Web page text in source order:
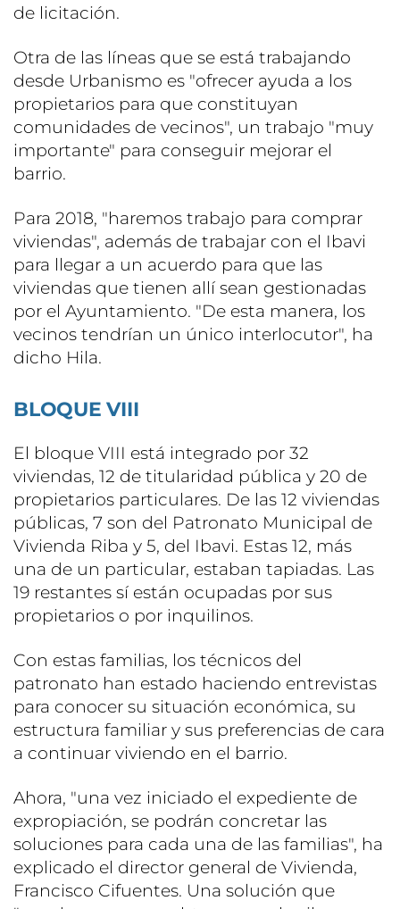
de licitación.
Otra de las líneas que se está trabajando
desde Urbanismo es "ofrecer ayuda a los
propietarios para que constituyan
comunidades de vecinos", un trabajo "muy
importante" para conseguir mejorar el
barrio.
Para 2018, "haremos trabajo para comprar
viviendas", además de trabajar con el Ibavi
para llegar a un acuerdo para que las
viviendas que tienen allí sean gestionadas
por el Ayuntamiento. "De esta manera, los
vecinos tendrían un único interlocutor", ha
dicho Hila.
BLOQUE VIII
El bloque VIII está integrado por 32
viviendas, 12 de titularidad pública y 20 de
propietarios particulares. De las 12 viviendas
públicas, 7 son del Patronato Municipal de
Vivienda Riba y 5, del Ibavi. Estas 12, más
una de un particular, estaban tapiadas. Las
19 restantes sí están ocupadas por sus
propietarios o por inquilinos.
Con estas familias, los técnicos del
patronato han estado haciendo entrevistas
para conocer su situación económica, su
estructura familiar y sus preferencias de cara
a continuar viviendo en el barrio.
Ahora, "una vez iniciado el expediente de
expropiación, se podrán concretar las
soluciones para cada una de las familias", ha
explicado el director general de Vivienda,
Francisco Cifuentes. Una solución que